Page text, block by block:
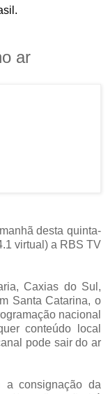
ar
desta quinta-
virtual) a RBS TV
Caxias do Sul,
Santa Catarina, o
nacional
conteúdo local
pode sair do ar
consignação da